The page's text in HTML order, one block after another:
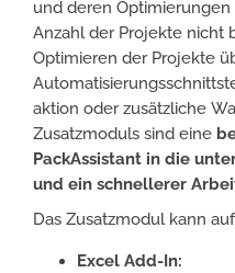
und deren Optimierungen
Anzahl der Projekte nicht
Optimieren der Projekte
aktion oder zusätzliche
Zusatzmoduls sind eine
PackAssistant in die
und ein schnellerer
Das Zusatzmodul kann
Excel Add-In: